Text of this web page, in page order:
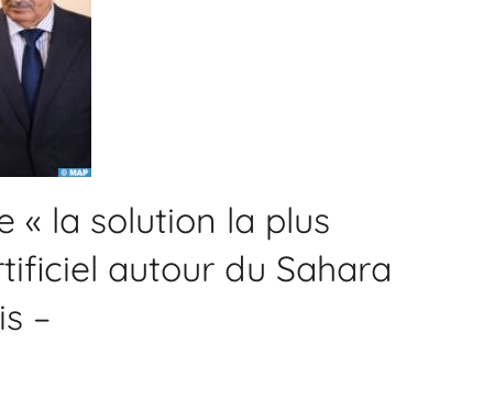
« la solution la plus
autour du Sahara
–